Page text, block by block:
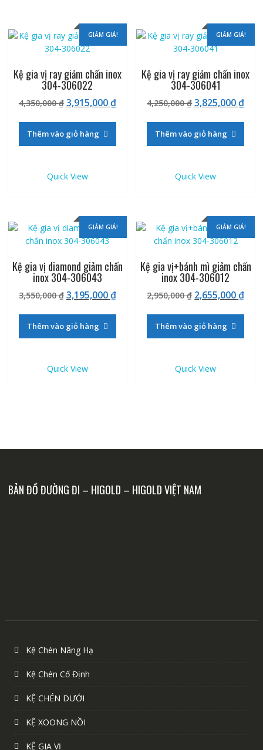
GIẢM GIÁ!
Kệ gia vị ray giảm chấn inox
304-306022
4,350,000₫ Giá
là:
4,350,000 ₫.
3,915,000₫Giá
Thêm vào giỏ hàng
Quick View
GIẢM GIÁ!
Kệ gia vị ray giảm chấn inox
304-306041
4,250,000₫Giá
là:
4,250,000 ₫.
3,825,000₫Giá
Thêm vào giỏ hàng
Quick View
GIẢM GIÁ!
Kệ gia vị diamond giảm chấn
inox 304-306043
3,550,000₫ Giá
là:
3,550,000 ₫.
3,195,000₫Giá
Thêm vào giỏ hàng
Quick View
GIẢM GIÁ!
Kệ gia vị+bánh mì giảm chấn
inox 304-306012
2,950,000₫ Giá
là:
2,950,000 ₫.
2,655,000₫Giá
Thêm vào giỏ hàng
Quick View
BẢN ĐỒ ĐƯỜNG ĐI – HIGOLD – HIGOLD VIỆT NAM
Kệ Chén Nâng Hạ
Kệ Chén Cố Định
KỆ CHÉN DƯỚI
KỆ XOONG NỒI
KỆ GIA VỊ